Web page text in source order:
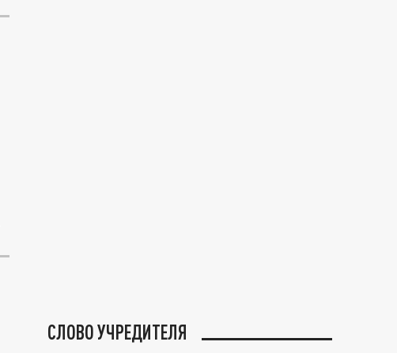
СЛОВО УЧРЕДИТЕЛЯ